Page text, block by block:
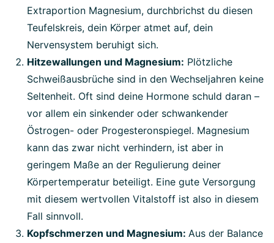
Extraportion Magnesium, durchbrichst du diesen
Teufelskreis, dein Körper atmet auf, dein
Nervensystem beruhigt sich.
Hitzewallungen und Magnesium: Plötzliche
Schweißausbrüche sind in den Wechseljahren keine
Seltenheit. Oft sind deine Hormone schuld daran –
vor allem ein sinkender oder schwankender
Östrogen- oder Progesteronspiegel. Magnesium
kann das zwar nicht verhindern, ist aber in
geringem Maße an der Regulierung deiner
Körpertemperatur beteiligt. Eine gute Versorgung
mit diesem wertvollen Vitalstoff ist also in diesem
Fall sinnvoll.
Kopfschmerzen und Magnesium: Aus der Balance